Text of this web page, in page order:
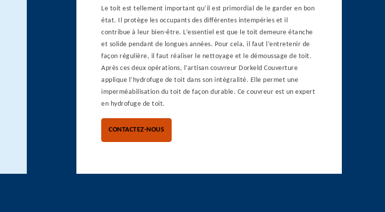
Le toit est tellement important qu’il est primordial de le garder en bon
état. Il protège les occupants des différentes intempéries et il
contribue à leur bien-être. L’essentiel est que le toit demeure étanche
et solide pendant de longues années. Pour cela, il faut l’entretenir de
façon régulière, il faut réaliser le nettoyage et le démoussage de toit.
Après ces deux opérations, l’artisan couvreur Dorkeld Couverture
applique l’hydrofuge de toit dans son intégralité. Elle permet une
imperméabilisation du toit de façon durable. Ce couvreur est un expert
en hydrofuge de toit.
CONTACTEZ-NOUS